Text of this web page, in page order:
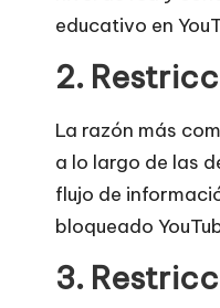
r
a
t
u
it
a
educativo en
2.
La razón más
a lo largo de las
flujo de
bloqueado
3.